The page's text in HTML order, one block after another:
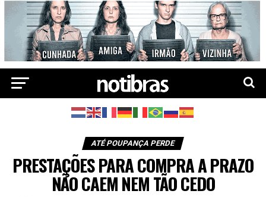
ATÉ POUPANÇA PERDE
PRESTAÇÕES PARA COMPRA A PRAZO
NÃO CAEM NEM TÃO CEDO